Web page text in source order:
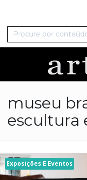
museu
escultura
Exposições E Eventos